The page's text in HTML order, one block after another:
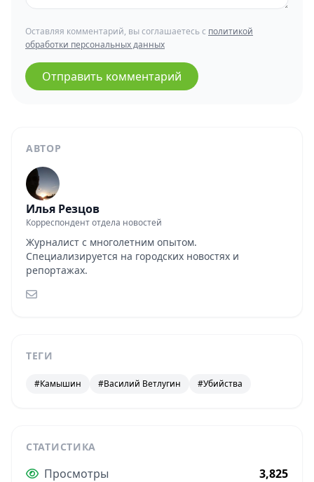
АВТОР
Илья Резцов
Корреспондент отдела новостей
Журналист с многолетним опытом.
Специализируется на городских новостях и
репортажах.
ТЕГИ
#Камышин #Василий Ветлугин #Убийства
СТАТИСТИКА
Просмотры
3,825
Оставляя комментарий, вы соглашаетесь с политикой
обработки персональных данных
Отправить комментарий